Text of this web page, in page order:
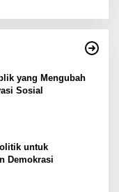
yang Mengubah
Sosial
untuk
Demokrasi